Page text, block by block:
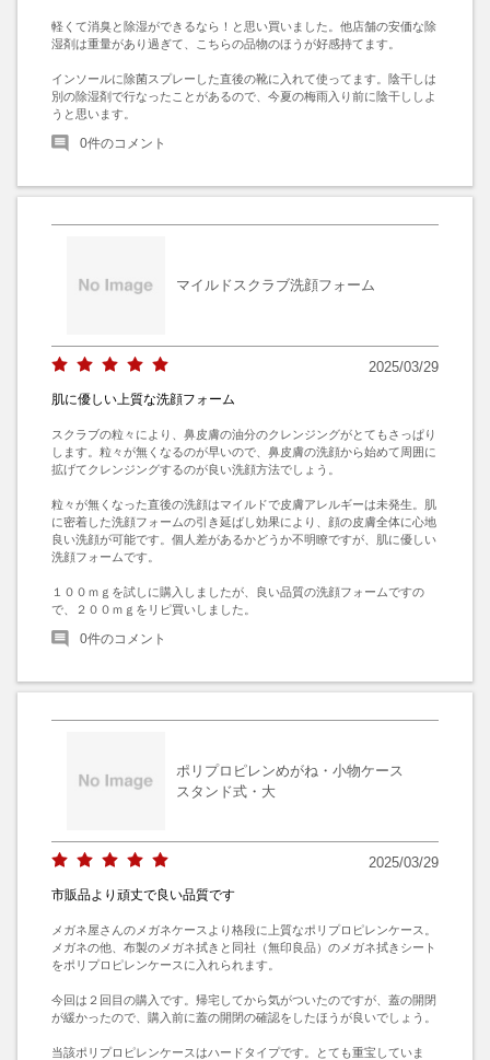
軽くて消臭と除湿ができるなら！と思い買いました。他店舗の安価な除
湿剤は重量があり過ぎて、こちらの品物のほうが好感持てます。
インソールに除菌スプレーした直後の靴に入れて使ってます。陰干しは
別の除湿剤で行なったことがあるので、今夏の梅雨入り前に陰干ししよ
うと思います。
0件のコメント
マイルドスクラブ洗顔フォーム
2025/03/29
肌に優しい上質な洗顔フォーム
スクラブの粒々により、鼻皮膚の油分のクレンジングがとてもさっぱり
します。粒々が無くなるのが早いので、鼻皮膚の洗顔から始めて周囲に
拡げてクレンジングするのが良い洗顔方法でしょう。
粒々が無くなった直後の洗顔はマイルドで皮膚アレルギーは未発生。肌
に密着した洗顔フォームの引き延ばし効果により、顔の皮膚全体に心地
良い洗顔が可能です。個人差があるかどうか不明瞭ですが、肌に優しい
洗顔フォームです。
１００ｍｇを試しに購入しましたが、良い品質の洗顔フォームですの
で、２００ｍｇをリピ買いしました。
0件のコメント
ポリプロピレンめがね・小物ケース
スタンド式・大
2025/03/29
市販品より頑丈で良い品質です
メガネ屋さんのメガネケースより格段に上質なポリプロピレンケース。
メガネの他、布製のメガネ拭きと同社（無印良品）のメガネ拭きシート
をポリプロピレンケースに入れられます。
今回は２回目の購入です。帰宅してから気がついたのですが、蓋の開閉
が緩かったので、購入前に蓋の開閉の確認をしたほうが良いでしょう。
当該ポリプロピレンケースはハードタイプです。とても重宝していま